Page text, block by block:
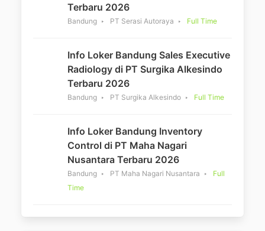
Terbaru 2026
Bandung PT Serasi Autoraya Full Time
Info Loker Bandung Sales Executive
Radiology di PT Surgika Alkesindo
Terbaru 2026
Bandung PT Surgika Alkesindo Full Time
Info Loker Bandung Inventory
Control di PT Maha Nagari
Nusantara Terbaru 2026
Bandung PT Maha Nagari Nusantara
Full
Time